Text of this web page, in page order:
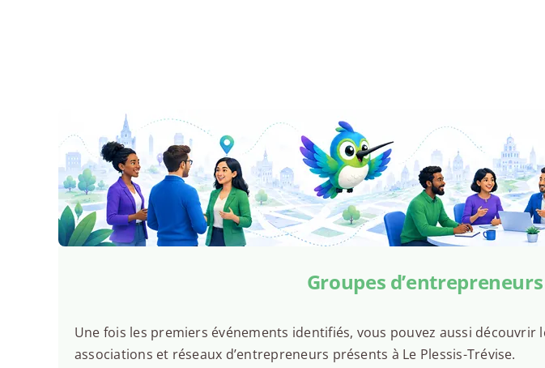
Groupes
Une fois les premiers événements identifiés, vous pouvez aussi découvrir
associations et réseaux d’entrepreneurs présents à Le Plessis-Trévise.